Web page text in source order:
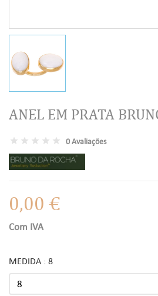
ANEL EM PRATA
0 Avaliações
0,00 €
Com IVA
MEDIDA : 8